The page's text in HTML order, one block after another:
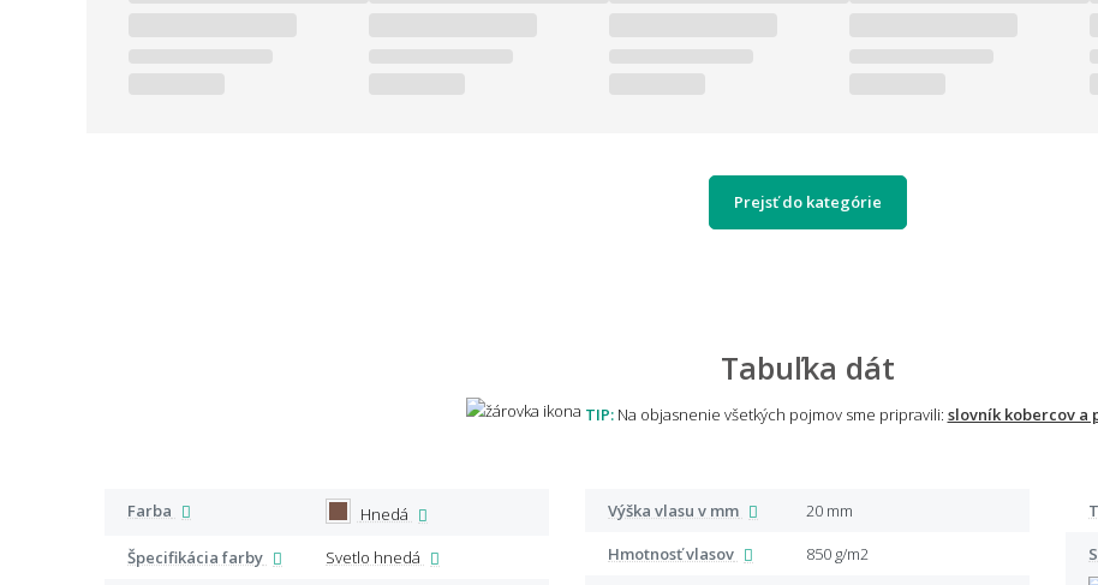
Prejsť do kategórie
Tabuľka dát
TIP:Na objasnenie všetkých pojmov sme pripravili: slovník kobercov a
Farba
Hnedá
Špecifikácia farby
Svetlo hnedá
Výška vlasu v mm
20 mm
Hmotnosť vlasov
850 g/m2